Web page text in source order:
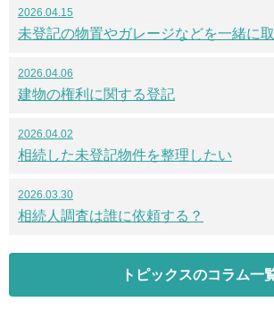
2026.04.15
未登記の物置やガレージなどを一緒に
2026.04.06
建物の権利に関する登記
2026.04.02
相続した未登記物件を整理したい
2026.03.30
相続人調査は誰に依頼する？
トピックスのコラム一